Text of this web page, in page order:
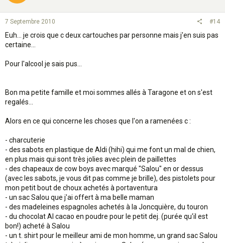
7 Septembre 2010 #14
Euh... je crois que c deux cartouches par personne mais j'en suis pas
certaine...
Pour l'alcool je sais pus...
Bon ma petite famille et moi sommes allés à Taragone et on s'est
regalés...
Alors en ce qui concerne les choses que l'on a ramenées c :
- charcuterie
- des sabots en plastique de Aldi (hihi) qui me font un mal de chien,
en plus mais qui sont très jolies avec plein de paillettes
- des chapeaux de cow boys avec marqué "Salou" en or dessus
(avec les sabots, je vous dit pas comme je brille), des pistolets pour
mon petit bout de choux achetés à portaventura
- un sac Salou que j'ai offert à ma belle maman
- des madeleines espagnoles achetés à la Joncquière, du touron
- du chocolat Al cacao en poudre pour le petit dej. (purée qu'il est
bon!) acheté à Salou
- un t. shirt pour le meilleur ami de mon homme, un grand sac Salou